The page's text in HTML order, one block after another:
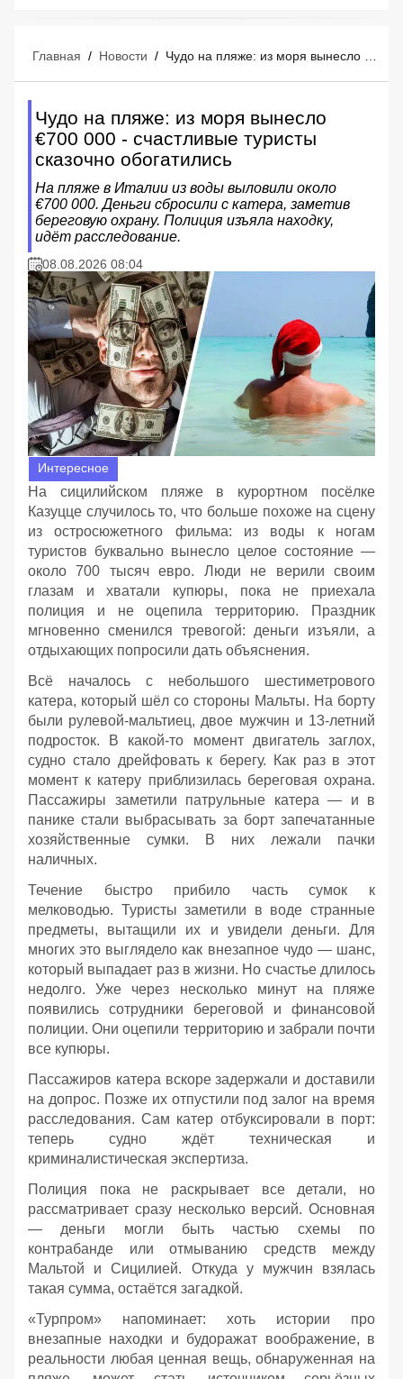
Главная / Новости /
Чудо на пляже: из моря вынесло
€700 000 - счастливые туристы
сказочно обогатились
На пляже в Италии из воды выловили около
€700 000. Деньги сбросили с катера, заметив
береговую охрану. Полиция изъяла находку,
идёт расследование.
08.08.2026 08:04
Интересное
На сицилийском пляже в курортном посёлке
Казуцце случилось то, что больше похоже на сцену
из остросюжетного фильма: из воды к ногам
туристов буквально вынесло целое состояние —
около 700 тысяч евро. Люди не верили своим
глазам и хватали купюры, пока не приехала
полиция и не оцепила территорию. Праздник
мгновенно сменился тревогой: деньги изъяли, а
отдыхающих попросили дать объяснения.
Всё началось с небольшого шестиметрового
катера, который шёл со стороны Мальты. На борту
были рулевой‑мальтиец, двое мужчин и 13‑летний
подросток. В какой‑то момент двигатель заглох,
судно стало дрейфовать к берегу. Как раз в этот
момент к катеру приблизилась береговая охрана.
Пассажиры заметили патрульные катера — и в
панике стали выбрасывать за борт запечатанные
хозяйственные сумки. В них лежали пачки
наличных.
Течение быстро прибило часть сумок к
мелководью. Туристы заметили в воде странные
предметы, вытащили их и увидели деньги. Для
многих это выглядело как внезапное чудо — шанс,
который выпадает раз в жизни. Но счастье длилось
недолго. Уже через несколько минут на пляже
появились сотрудники береговой и финансовой
полиции. Они оцепили территорию и забрали почти
все купюры.
Пассажиров катера вскоре задержали и доставили
на допрос. Позже их отпустили под залог на время
расследования. Сам катер отбуксировали в порт:
теперь судно ждёт техническая и
криминалистическая экспертиза.
Полиция пока не раскрывает все детали, но
рассматривает сразу несколько версий. Основная
— деньги могли быть частью схемы по
контрабанде или отмыванию средств между
Мальтой и Сицилией. Откуда у мужчин взялась
такая сумма, остаётся загадкой.
«Турпром» напоминает: хоть истории про
внезапные находки и будоражат воображение, в
реальности любая ценная вещь, обнаруженная на